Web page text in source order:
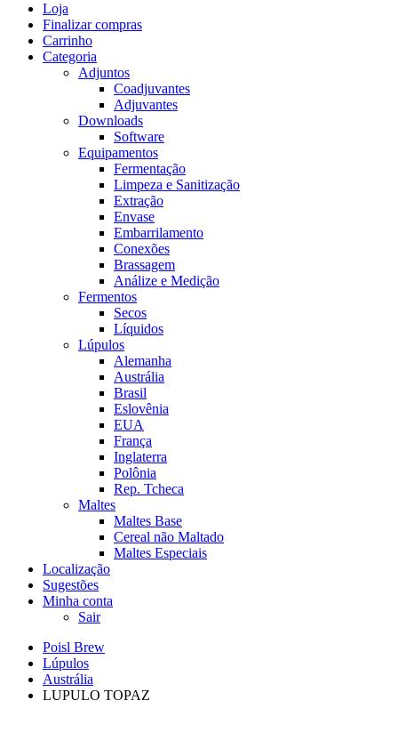
Loja
Finalizar compras
Carrinho
Categoria
Adjuntos
Coadjuvantes
Adjuvantes
Downloads
Software
Equipamentos
Fermentação
Limpeza e Sanitização
Extração
Envase
Embarrilamento
Conexões
Brassagem
Análize e Medição
Fermentos
Secos
Líquidos
Lúpulos
Alemanha
Austrália
Brasil
Eslovênia
EUA
França
Inglaterra
Polônia
Rep. Tcheca
Maltes
Maltes Base
Cereal não Maltado
Maltes Especiais
Localização
Sugestões
Minha conta
Sair
Poisl Brew
Lúpulos
Austrália
LUPULO TOPAZ